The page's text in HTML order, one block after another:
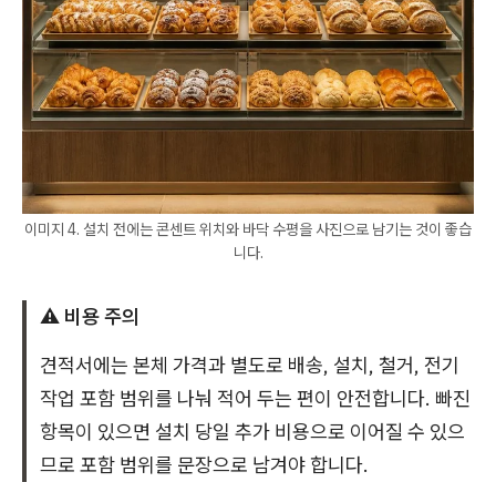
이미지 4. 설치 전에는 콘센트 위치와 바닥 수평을 사진으로 남기는 것이 좋습
니다.
⚠️ 비용 주의
견적서에는 본체 가격과 별도로 배송, 설치, 철거, 전기
작업 포함 범위를 나눠 적어 두는 편이 안전합니다. 빠진
항목이 있으면 설치 당일 추가 비용으로 이어질 수 있으
므로 포함 범위를 문장으로 남겨야 합니다.